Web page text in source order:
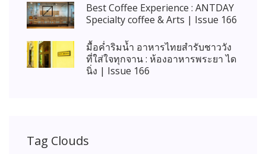
Best Coffee Experience : ANTDAY
Specialty coffee & Arts | Issue 166
มื้อค่ำริมน้ำ อาหารไทยสำรับชาววัง
ที่ใส่ใจทุกจาน : ห้องอาหารพระยา ได
นิ่ง | Issue 166
Tag Clouds